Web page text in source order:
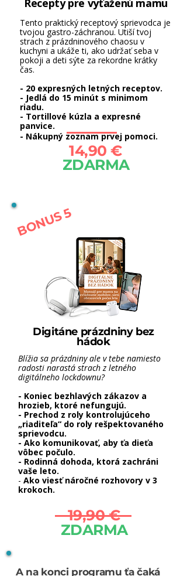
A na konci programu ťa čaká
Recepty pre vyťaženú mamu
Tento praktický receptový sprievodca je
tvojou gastro-záchranou. Utiší tvoj
strach z prázdninového chaosu v
kuchyni a ukáže ti, ako udržať seba v
pokoji a deti sýte za rekordne krátky
čas.
- 20 expresných letných receptov.
- Jedlá do 15 minút s minimom
riadu.
- Tortillové kúzla a expresné
panvice.
- Nákupný zoznam prvej pomoci.
14,90 €
ZDARMA
BONUS 5
Digitáne prázdniny bez
hádok
Blížia sa prázdniny ale v tebe namiesto
radosti narastá strach z letného
digitálneho lockdownu?
- Koniec bezhlavých zákazov a
hrozieb, ktoré nefungujú.
- Prechod z roly kontrolujúceho
„riaditeľa“ do roly rešpektovaného
sprievodcu.
- Ako komunikovať, aby ťa dieťa
vôbec počulo.
- Rodinná dohoda, ktorá zachráni
vaše leto.
- Ako viesť náročné rozhovory v 3
krokoch.
19,90 €
ZDARMA